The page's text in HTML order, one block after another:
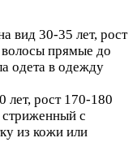
вид 30-35 лет, рост
прямые до
одета в одежду
рост 170-180
стриженный с
из кожи или